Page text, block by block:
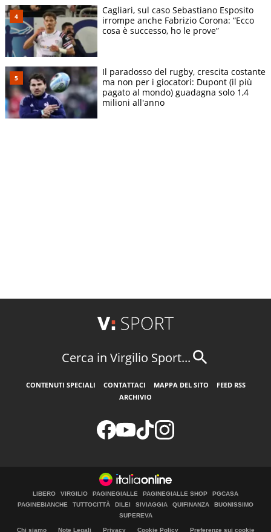
Cagliari, sul caso Sebastiano Esposito
irrompe anche Fabrizio Corona: “Ecco
cosa è successo, ho le prove”
Il paradosso del rugby, crescita costante
ma non per i giocatori: Dupont (il più
pagato al mondo) guadagna solo 1,4
milioni all'anno
Cerca in Virgilio Sport...
CONTENUTI SPECIALI CONTATTACI MAPPA DEL SITO
FEED RSS
ARCHIVIO
LIBERO VIRGILIO PAGINEGIALLE PAGINEGIALLE SHOP
PGCASA
PAGINEBIANCHE
TUTTOCITTÀ DILEI SIVIAGGIA QUIFINANZA
BUONISSIMO
SUPEREVA
Chi siamo Note Legali Privacy Cookie Policy Preferenze sui cookie